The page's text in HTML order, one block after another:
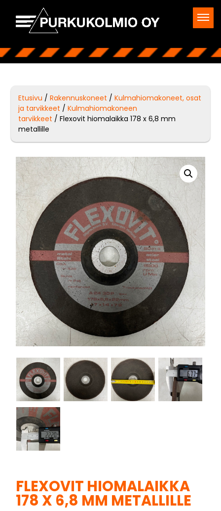
Etusivu /Rakennuskoneet /Kulmahiomakoneet, osat
ja tarvikkeet /Kulmahiomakoneen
tarvikkeet / Flexovit hiomalaikka 178 x 6,8 mm
metallille
FLEXOVIT HIOMALAIKKA
178 X 6,8 MM METALLILLE